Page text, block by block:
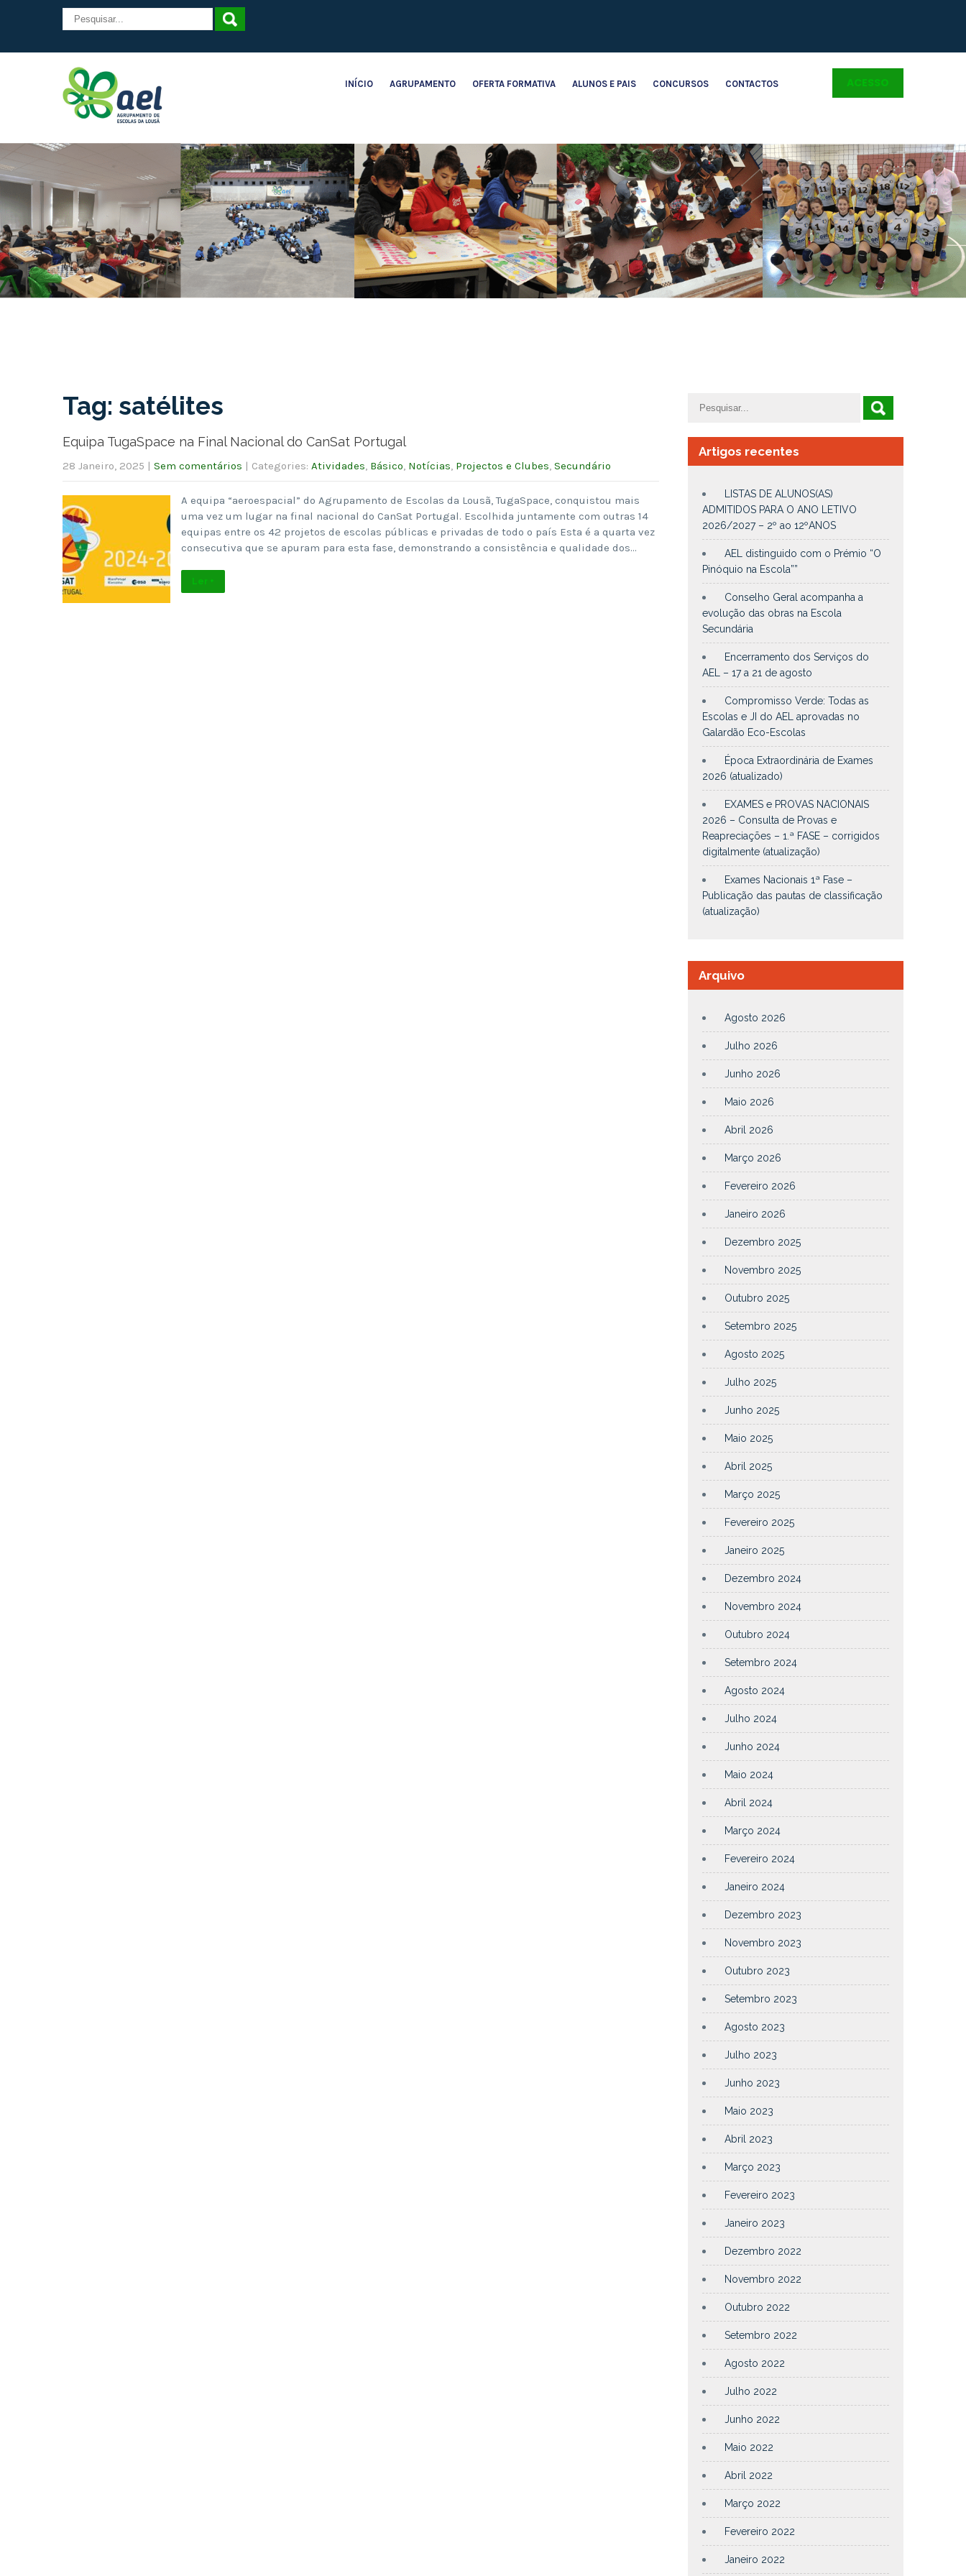
INÍCIO AGRUPAMENTO OFERTA FORMATIVA ALUNOS E PAIS CONCURSOS CONTACTOS ACESSO
Tag: satélites
Equipa TugaSpace na Final Nacional do CanSat Portugal
28 Janeiro, 2025 | Sem comentários | Categories: Atividades, Básico, Notícias, Projectos e Clubes, Secundário
A equipa “aeroespacial” do Agrupamento de Escolas da Lousã, TugaSpace, conquistou mais
uma vez um lugar na final nacional do CanSat Portugal. Escolhida juntamente com outras 14
equipas entre os 42 projetos de escolas públicas e privadas de todo o país Esta é a quarta vez
consecutiva que se apuram para esta fase, demonstrando a consistência e qualidade dos…
Ler +
Artigos recentes
LISTAS DE ALUNOS(AS)
ADMITIDOS PARA O ANO LETIVO
2026/2027 – 2º ao 12ºANOS
AEL distinguido com o Prémio “O
Pinóquio na Escola””
Conselho Geral acompanha a
evolução das obras na Escola
Secundária
Encerramento dos Serviços do
AEL – 17 a 21 de agosto
Compromisso Verde: Todas as
Escolas e JI do AEL aprovadas no
Galardão Eco-Escolas
Época Extraordinária de Exames
2026 (atualizado)
EXAMES e PROVAS NACIONAIS
2026 – Consulta de Provas e
Reapreciações – 1.ª FASE – corrigidos
digitalmente (atualização)
Exames Nacionais 1ª Fase –
Publicação das pautas de classificação
(atualização)
Arquivo
Agosto 2026
Julho 2026
Junho 2026
Maio 2026
Abril 2026
Março 2026
Fevereiro 2026
Janeiro 2026
Dezembro 2025
Novembro 2025
Outubro 2025
Setembro 2025
Agosto 2025
Julho 2025
Junho 2025
Maio 2025
Abril 2025
Março 2025
Fevereiro 2025
Janeiro 2025
Dezembro 2024
Novembro 2024
Outubro 2024
Setembro 2024
Agosto 2024
Julho 2024
Junho 2024
Maio 2024
Abril 2024
Março 2024
Fevereiro 2024
Janeiro 2024
Dezembro 2023
Novembro 2023
Outubro 2023
Setembro 2023
Agosto 2023
Julho 2023
Junho 2023
Maio 2023
Abril 2023
Março 2023
Fevereiro 2023
Janeiro 2023
Dezembro 2022
Novembro 2022
Outubro 2022
Setembro 2022
Agosto 2022
Julho 2022
Junho 2022
Maio 2022
Abril 2022
Março 2022
Fevereiro 2022
Janeiro 2022